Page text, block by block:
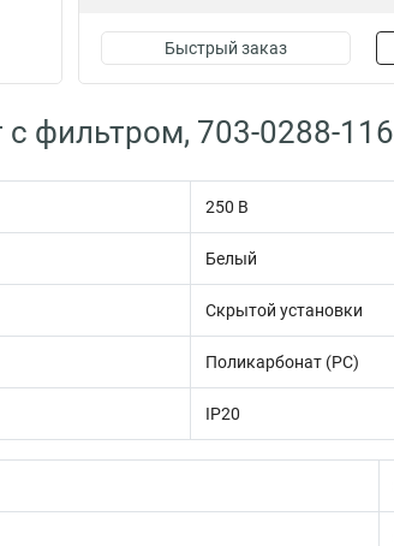
Быстрый заказ
фильтром, 703-0288-116
250 В
Белый
Скрытой установки
Поликарбонат (PC)
IP20